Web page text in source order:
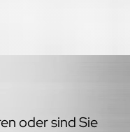
oder sind Sie